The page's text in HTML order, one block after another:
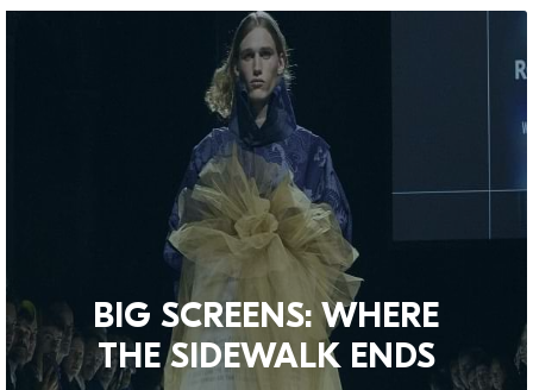
BIG SCREENS: WHERE
THE SIDEWALK ENDS